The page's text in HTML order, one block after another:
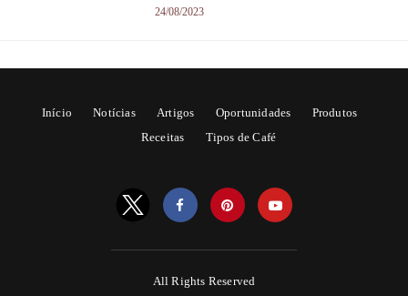
24/08/2023
Início Notícias Artigos Oportunidades
Produtos
Receitas
Tipos de Café
All Rights Reserved